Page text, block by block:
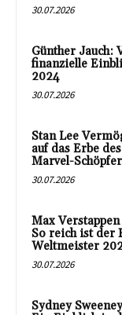
30.07.2026
Günther Jauch:
finanzielle
2024
30.07.2026
Stan Lee
auf das Erbe
Marvel-
30.07.2026
Max
So reich ist der
Weltmeister
30.07.2026
Sydney